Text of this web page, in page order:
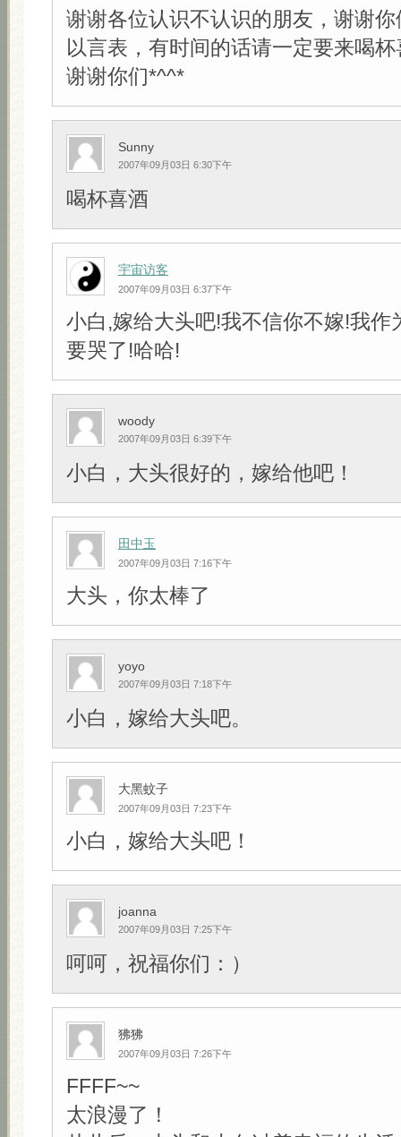
谢谢各位认识不认识的朋友，谢谢
以言表，有时间的话请一定要来喝
谢谢你们*^^*
Sunny
2007年09月03日 6:30下午
喝杯喜酒
宇宙访客
2007年09月03日 6:37下午
小白,嫁给大头吧!我不信你不嫁!我作
要哭了!哈哈!
woody
2007年09月03日 6:39下午
小白，大头很好的，嫁给他吧！
田中玉
2007年09月03日 7:16下午
大头，你太棒了
yoyo
2007年09月03日 7:18下午
小白，嫁给大头吧。
大黑蚊子
2007年09月03日 7:23下午
小白，嫁给大头吧！
joanna
2007年09月03日 7:25下午
呵呵，祝福你们：）
狒狒
2007年09月03日 7:26下午
FFFF~~
太浪漫了！